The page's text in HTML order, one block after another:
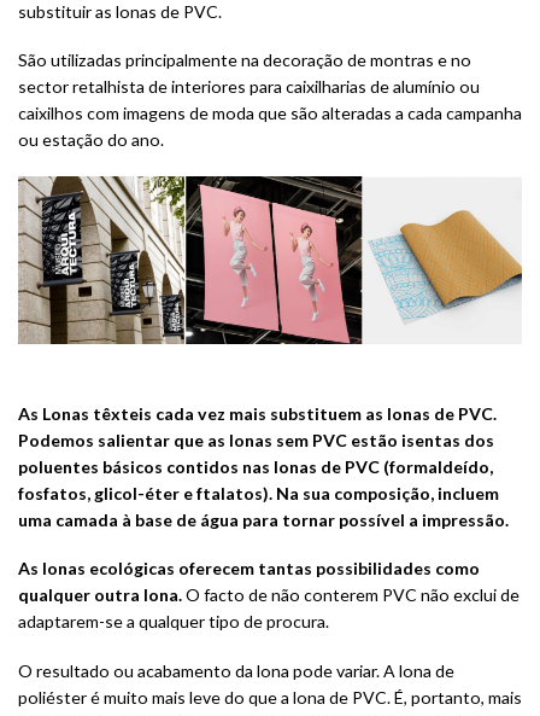
substituir as lonas de PVC.
São utilizadas principalmente na decoração de montras e no
sector retalhista de interiores para caixilharias de alumínio ou
caixilhos com imagens de moda que são alteradas a cada campanha
ou estação do ano.
As Lonas têxteis cada vez mais substituem as lonas de PVC.
Podemos salientar que as lonas sem PVC estão isentas dos
poluentes básicos contidos nas lonas de PVC (formaldeído,
fosfatos, glicol-éter e ftalatos). Na sua composição, incluem
uma camada à base de água para tornar possível a impressão.
As lonas ecológicas oferecem tantas possibilidades como
qualquer outra lona.O facto de não conterem PVC não exclui de
adaptarem-se a qualquer tipo de procura.
O resultado ou acabamento da lona pode variar. A lona de
poliéster é muito mais leve do que a lona de PVC. É, portanto, mais